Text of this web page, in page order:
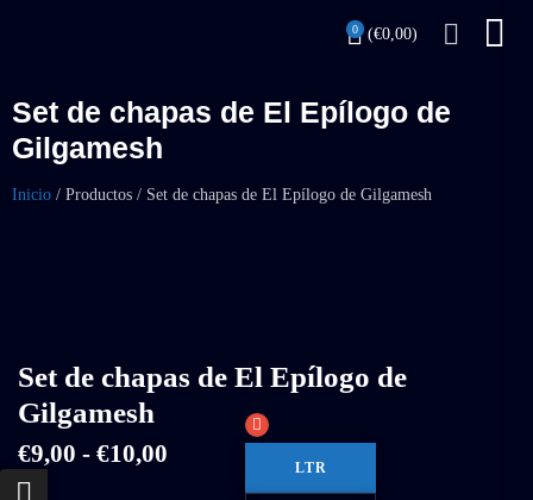
0 (€0,00)
Set de chapas de El Epílogo de
Gilgamesh
Inicio / Productos / Set de chapas de El Epílogo de Gilgamesh
Set de chapas de El Epílogo de
Gilgamesh
€9,00 - €10,00 LTR